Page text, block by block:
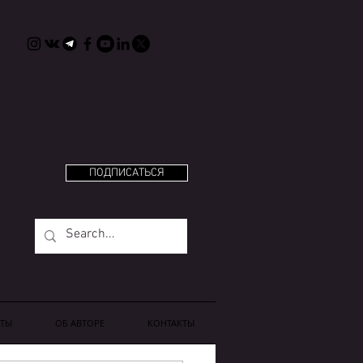
ПОДПИСАТЬСЯ
OБ АВТОРЕ КОНТАКТЫ